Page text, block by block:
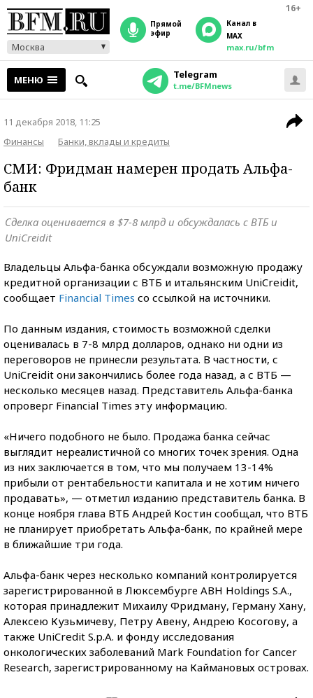
16+
Москва
прямой
эфир
Канал в
MAX
max.ru/bfm
МЕНЮ Telegram
t.me/BFMnews
11 декабря 2018, 11:25
Финансы
Банки, вклады и кредиты
СМИ: Фридман намерен продать Альфа-
банк
Сделка оценивается в $7-8 млрд и обсуждалась с ВТБ и
UniCreidit
Владельцы Альфа-банка обсуждали возможную продажу
кредитной организации с ВТБ и итальянским UniCreidit,
сообщает Financial Times со ссылкой на источники.
По данным издания, стоимость возможной сделки
оценивалась в 7-8 млрд долларов, однако ни одни из
переговоров не принесли результата. В частности, с
UniCreidit они закончились более года назад, а с ВТБ —
несколько месяцев назад. Представитель Альфа-банка
опроверг Financial Times эту информацию.
«Ничего подобного не было. Продажа банка сейчас
выглядит нереалистичной со многих точек зрения. Одна
из них заключается в том, что мы получаем 13-14%
прибыли от рентабельности капитала и не хотим ничего
продавать», — отметил изданию представитель банка. В
конце ноября глава ВТБ Андрей Костин сообщал, что ВТБ
не планирует приобретать Альфа-банк, по крайней мере
в ближайшие три года.
Альфа-банк через несколько компаний контролируется
зарегистрированной в Люксембурге ABH Holdings S.A.,
которая принадлежит Михаилу Фридману, Герману Хану,
Алексею Кузьмичеву, Петру Авену, Андрею Косогову, а
также UniCredit S.p.A. и фонду исследования
онкологических заболеваний Mark Foundation for Cancer
Research, зарегистрированному на Каймановых островах.